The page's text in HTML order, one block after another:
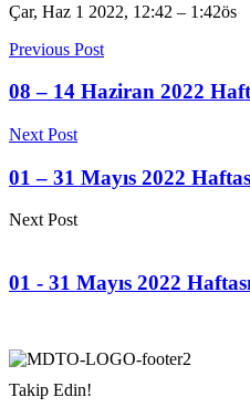
Çar, Haz 1 2022, 12:42 – 1:42ös
Previous Post
08 – 14 Haziran 2022
Next Post
01 – 31 Mayıs 2022
Next Post
01 - 31 Mayıs 2022
Takip Edin!